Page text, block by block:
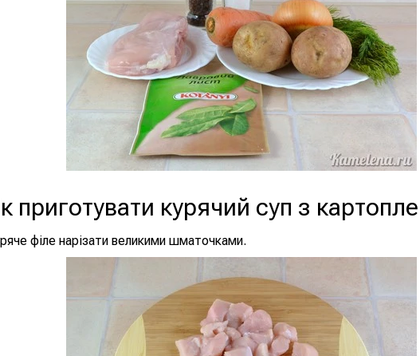
приготувати курячий суп з
філе нарізати великими шматочками.